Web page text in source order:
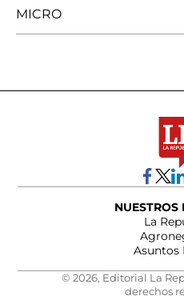
MICRO
NUESTROS
La
Asuntos
© 2026, Editorial La
derechos